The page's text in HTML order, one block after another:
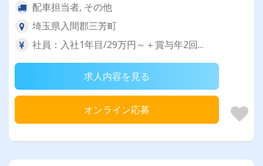
配車担当者, その他
埼玉県入間郡三芳町
社員：入社1年目/29万円～＋賞与年2回...
求人内容を見る
オンライン応募